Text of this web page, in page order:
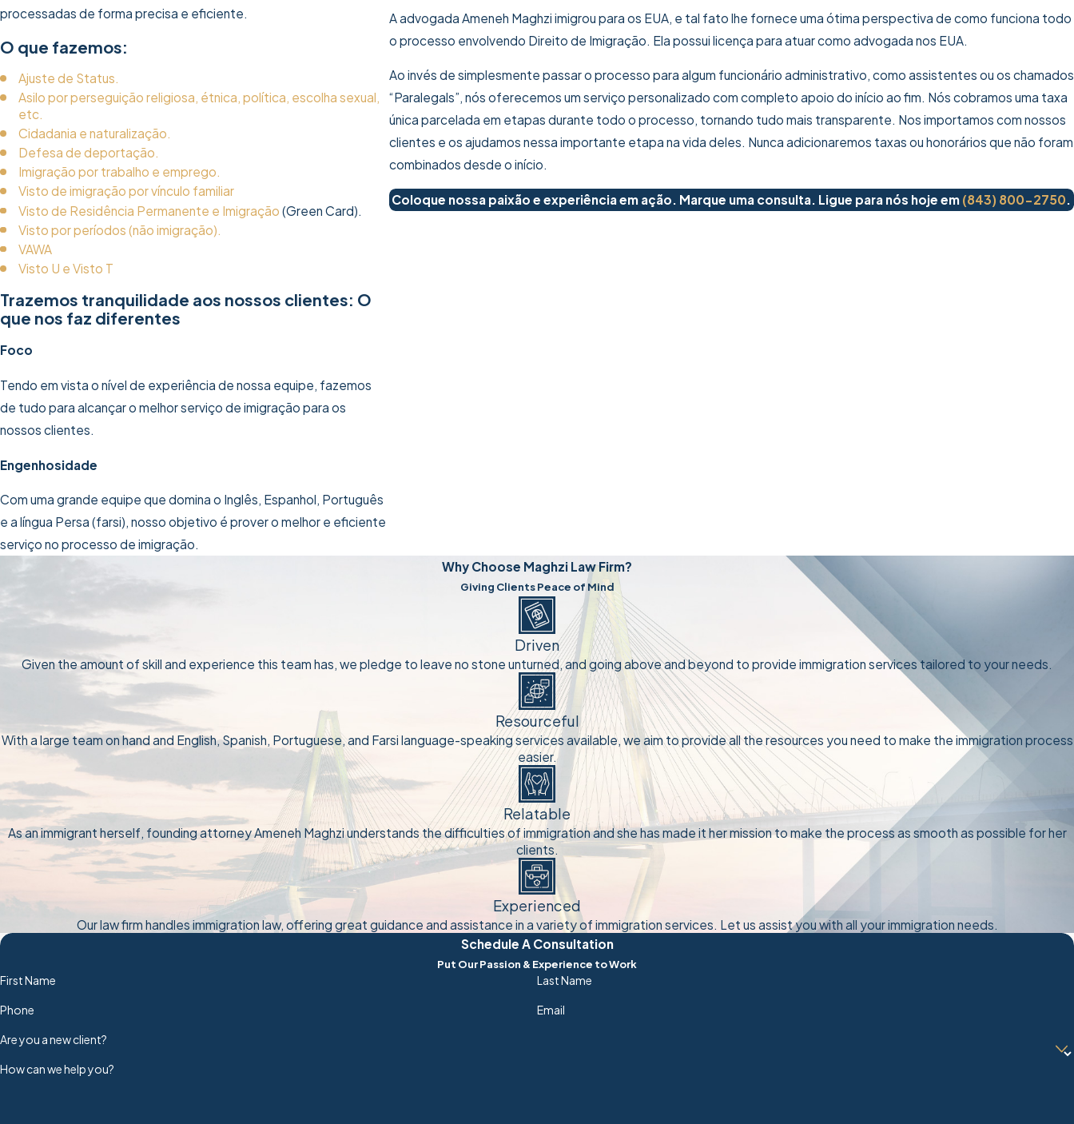
processadas de forma precisa e eficiente.
O que fazemos:
Ajuste de Status.
Asilo por perseguição religiosa, étnica, política, escolha sexual,
etc.
Cidadania e naturalização.
Defesa de deportação.
Imigração por trabalho e emprego.
Visto de imigração por vínculo familiar
Visto de Residência Permanente e Imigração (Green Card).
Visto por períodos (não imigração).
VAWA
Visto U e Visto T
Trazemos tranquilidade aos nossos clientes: O
que nos faz diferentes
Foco
Tendo em vista o nível de experiência de nossa equipe, fazemos
de tudo para alcançar o melhor serviço de imigração para os
nossos clientes.
Engenhosidade
Com uma grande equipe que domina o Inglês, Espanhol, Português
e a língua Persa (farsi), nosso objetivo é prover o melhor e eficiente
serviço no processo de imigração.
A advogada Ameneh Maghzi imigrou para os EUA, e tal fato lhe fornece uma ótima perspectiva de como funciona todo
o processo envolvendo Direito de Imigração. Ela possui licença para atuar como advogada nos EUA.
Ao invés de simplesmente passar o processo para algum funcionário administrativo, como assistentes ou os chamados
“Paralegals”, nós oferecemos um serviço personalizado com completo apoio do início ao fim. Nós cobramos uma taxa
única parcelada em etapas durante todo o processo, tornando tudo mais transparente. Nos importamos com nossos
clientes e os ajudamos nessa importante etapa na vida deles. Nunca adicionaremos taxas ou honorários que não foram
combinados desde o início.
Coloque nossa paixão e experiência em ação. Marque uma consulta. Ligue para nós hoje em (843) 800-2750
Why Choose Maghzi Law Firm?
Giving Clients Peace of Mind
Driven
Given the amount of skill and experience this team has, we pledge to leave no stone unturned, and going above and beyond to provide immigration services tailored to your needs.
Resourceful
With a large team on hand and English, Spanish, Portuguese, and Farsi language-speaking services available, we aim to provide all the resources you need to make the immigration process
easier.
Relatable
As an immigrant herself, founding attorney Ameneh Maghzi understands the difficulties of immigration and she has made it her mission to make the process as smooth as possible for her
clients.
Experienced
Our law firm handles immigration law, offering great guidance and assistance in a variety of immigration services. Let us assist you with all your immigration needs.
Schedule A Consultation
Put Our Passion & Experience to Work
First Name Last Name
Phone Email
Are you a new client?
How can we help you?